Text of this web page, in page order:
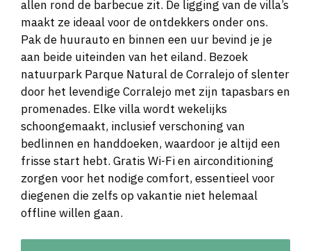
allen rond de barbecue zit. De ligging van de villa’s
maakt ze ideaal voor de ontdekkers onder ons.
Pak de huurauto en binnen een uur bevind je je
aan beide uiteinden van het eiland. Bezoek
natuurpark Parque Natural de Corralejo of slenter
door het levendige Corralejo met zijn tapasbars en
promenades. Elke villa wordt wekelijks
schoongemaakt, inclusief verschoning van
bedlinnen en handdoeken, waardoor je altijd een
frisse start hebt. Gratis Wi-Fi en airconditioning
zorgen voor het nodige comfort, essentieel voor
diegenen die zelfs op vakantie niet helemaal
offline willen gaan.